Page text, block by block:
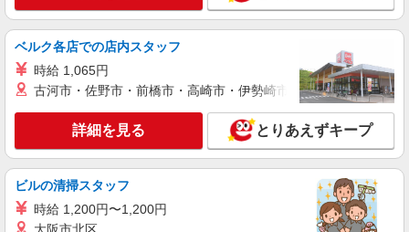
株式会社kotrio /●SD-H-2066700
≪郡山市≫年齢不問！０からスタートでも活躍
できる看護助手♪
時給1350円〜2062円 ＜日払い有/週払い有/交
通費全支給(ガソリン代含む)＞
福島県郡山市
キープ 詳細を見る
派遣社員
株式会社kotrio /●SD-H-1894373
ベルク各店での店内スタッフ
時給 1,065円
古河市・佐野市・前橋市・高崎市・伊勢崎市・太田市・館林市
詳細を見る とりあえずキープ
ビルの清掃スタッフ
時給 1,200円〜1,200円